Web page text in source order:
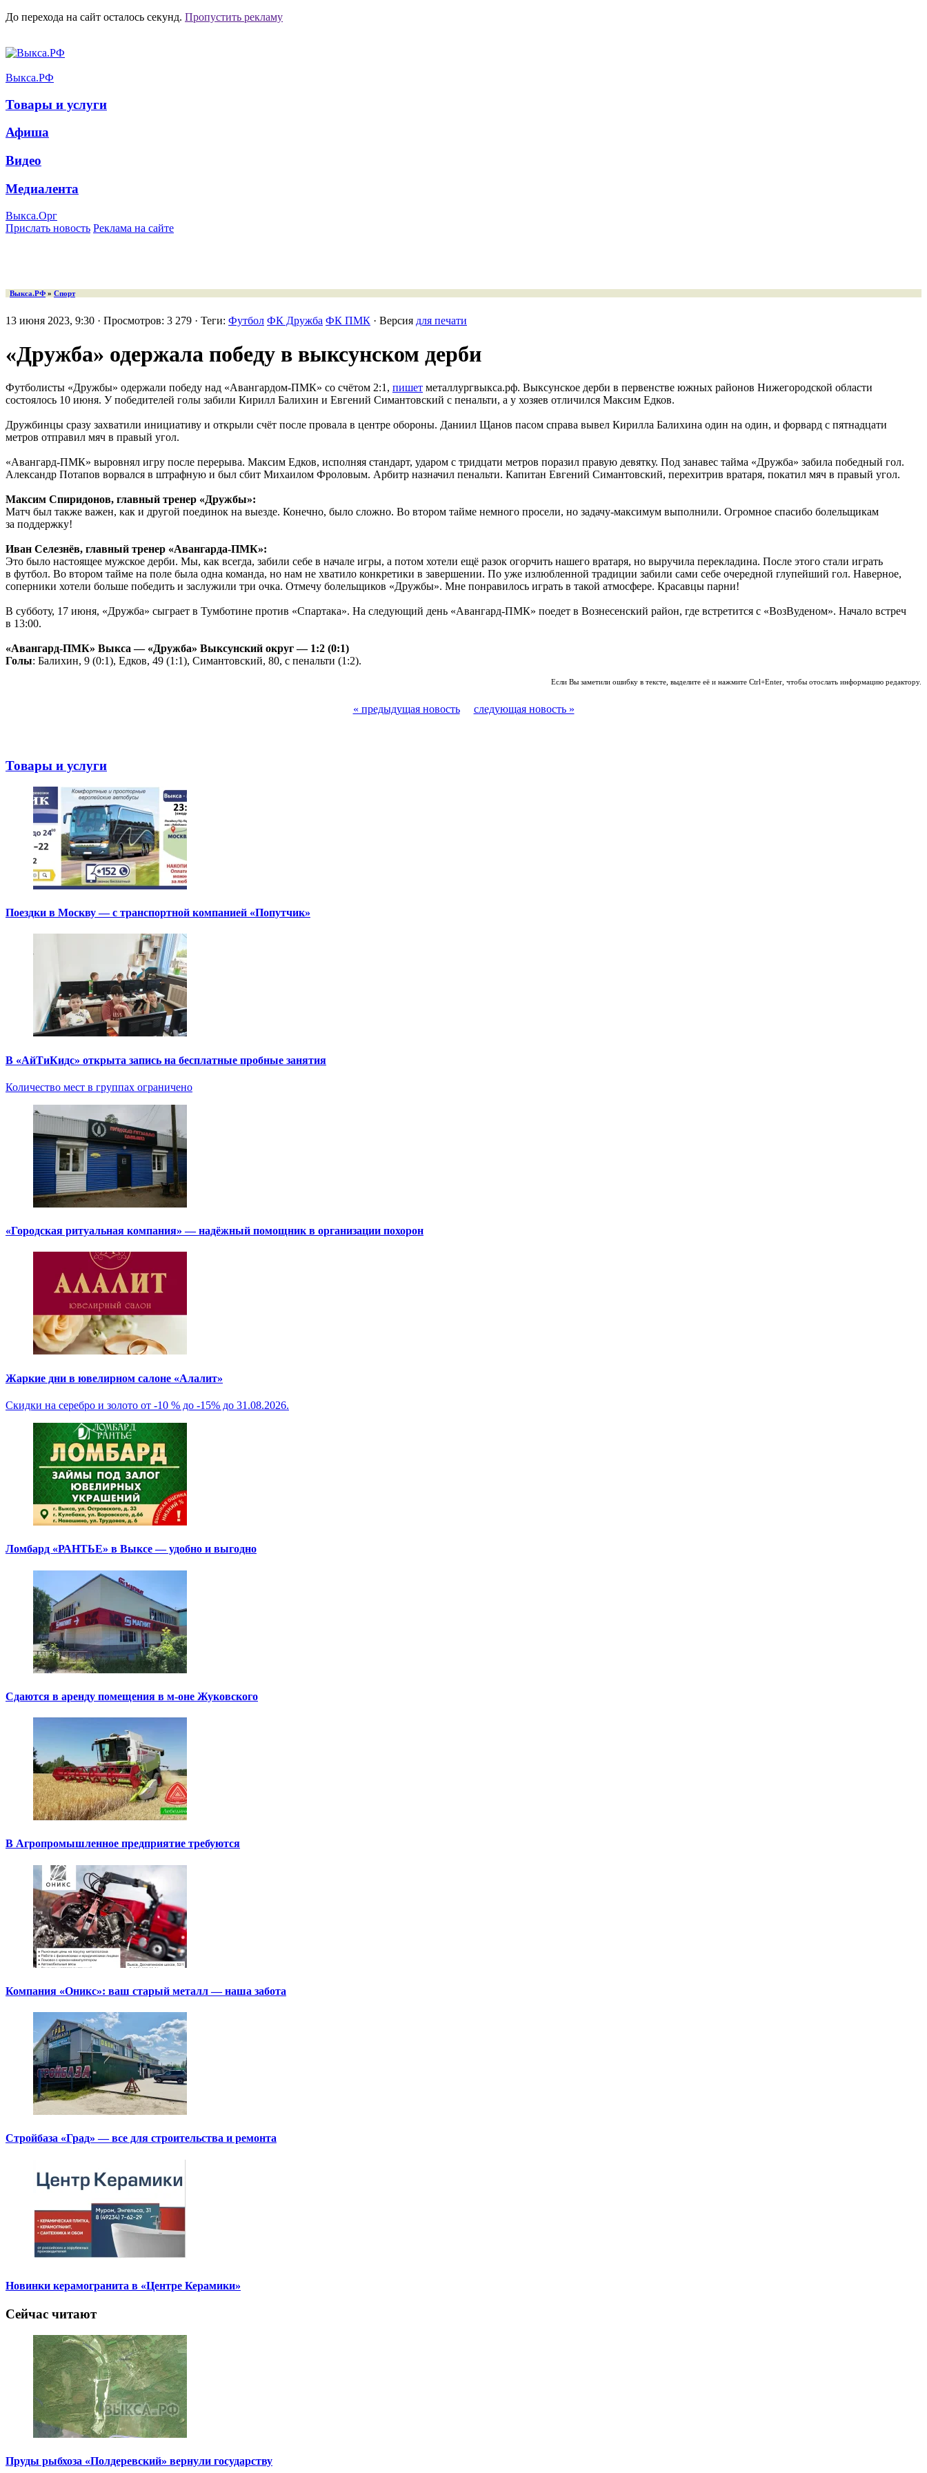
До перехода на сайт осталось секунд. Пропустить рекламу
Выкса.РФ
Товары и услуги
Афиша
Видео
Медиалента
Выкса.Орг
Прислать новость Реклама на сайте
Выкса.РФ » Спорт
13 июня 2023, 9:30 · Просмотров: 3 279 · Теги: Футбол ФК Дружба ФК ПМК · Версия для печати
«Дружба» одержала победу в выксунском дерби
Футболисты «Дружбы» одержали победу над «Авангардом-ПМК» со счётом 2:1, пишет металлургвыкса.рф. Выксунское дерби в первенстве южных районов Нижегородской области
состоялось 10 июня. У победителей голы забили Кирилл Балихин и Евгений Симантовский с пенальти, а у хозяев отличился Максим Едков.
Дружбинцы сразу захватили инициативу и открыли счёт после провала в центре обороны. Даниил Щанов пасом справа вывел Кирилла Балихина один на один, и форвард с пятнадцати
метров отправил мяч в правый угол.
«Авангард-ПМК» выровнял игру после перерыва. Максим Едков, исполняя стандарт, ударом с тридцати метров поразил правую девятку. Под занавес тайма «Дружба» забила победный гол.
Александр Потапов ворвался в штрафную и был сбит Михаилом Фроловым. Арбитр назначил пенальти. Капитан Евгений Симантовский, перехитрив вратаря, покатил мяч в правый угол.
Максим Спиридонов, главный тренер «Дружбы»:
Матч был также важен, как и другой поединок на выезде. Конечно, было сложно. Во втором тайме немного просели, но задачу-максимум выполнили. Огромное спасибо болельщикам
за поддержку!
Иван Селезнёв, главный тренер «Авангарда-ПМК»:
Это было настоящее мужское дерби. Мы, как всегда, забили себе в начале игры, а потом хотели ещё разок огорчить нашего вратаря, но выручила перекладина. После этого стали играть
в футбол. Во втором тайме на поле была одна команда, но нам не хватило конкретики в завершении. По уже излюбленной традиции забили сами себе очередной глупейший гол. Наверное,
соперники хотели больше победить и заслужили три очка. Отмечу болельщиков «Дружбы». Мне понравилось играть в такой атмосфере. Красавцы парни!
В субботу, 17 июня, «Дружба» сыграет в Тумботине против «Спартака». На следующий день «Авангард-ПМК» поедет в Вознесенский район, где встретится с «ВозВуденом». Начало встреч
в 13:00.
«Авангард-ПМК» Выкса — «Дружба» Выксунский округ — 1:2 (0:1)
Голы: Балихин, 9 (0:1), Едков, 49 (1:1), Симантовский, 80, с пенальти (1:2).
Если Вы заметили ошибку в тексте, выделите её и нажмите Ctrl+Enter, чтобы отослать информацию редактору.
« предыдущая новость следующая новость »
Товары и услуги
Поездки в Москву — с транспортной компанией «Попутчик»
В «АйТиКидс» открыта запись на бесплатные пробные занятия
Количество мест в группах ограничено
«Городская ритуальная компания» — надёжный помощник в организации похорон
Жаркие дни в ювелирном салоне «Алалит»
Скидки на серебро и золото от -10 % до -15% до 31.08.2026.
Ломбард «РАНТЬЕ» в Выксе — удобно и выгодно
Сдаются в аренду помещения в м-оне Жуковского
В Агропромышленное предприятие требуются
Компания «Оникс»: ваш старый металл — наша забота
Стройбаза «Град» — все для строительства и ремонта
Новинки керамогранита в «Центре Керамики»
Сейчас читают
Пруды рыбхоза «Полдеревский» вернули государству